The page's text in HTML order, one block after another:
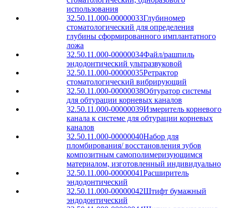
использования
32.50.11.000-00000033Глубиномер
стоматологический для определения
глубины сформированного имплантатного
ложа
32.50.11.000-00000034Файл/рашпиль
эндодонтический ультразвуковой
32.50.11.000-00000035Ретрактор
стоматологический вибрирующий
32.50.11.000-00000038Обтуратор системы
для обтурации корневых каналов
32.50.11.000-00000039Измеритель корневого
канала к системе для обтурации корневых
каналов
32.50.11.000-00000040Набор для
пломбирования/ восстановления зубов
композитным самополимеризующимся
материалом, изготовленный индивидуально
32.50.11.000-00000041Расширитель
эндодонтический
32.50.11.000-00000042Штифт бумажный
эндодонтический